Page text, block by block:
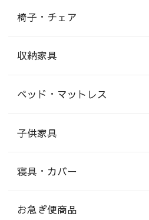
椅子・チェア
収納家具
ベッド・マットレス
子供家具
寝具・カバー
お急ぎ便商品